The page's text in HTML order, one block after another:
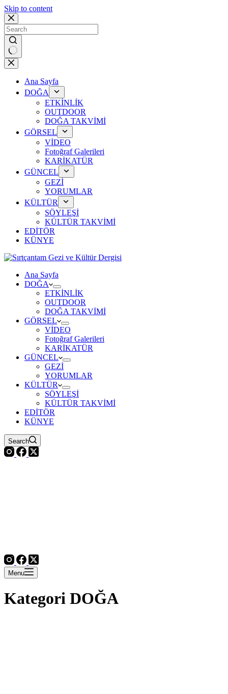
Skip to content
No
results
Ana Sayfa
DOĞA
ETKİNLİK
OUTDOOR
DOĞA TAKVİMİ
GÖRSEL
VİDEO
Fotoğraf Galerileri
KARİKATÜR
GÜNCEL
GEZİ
YORUMLAR
KÜLTÜR
SÖYLEŞİ
KÜLTÜR TAKVİMİ
EDİTÖR
KÜNYE
Ana Sayfa
DOĞA
ETKİNLİK
OUTDOOR
DOĞA TAKVİMİ
GÖRSEL
VİDEO
Fotoğraf Galerileri
KARİKATÜR
GÜNCEL
GEZİ
YORUMLAR
KÜLTÜR
SÖYLEŞİ
KÜLTÜR TAKVİMİ
EDİTÖR
KÜNYE
Search
Menu
Kategori DOĞA